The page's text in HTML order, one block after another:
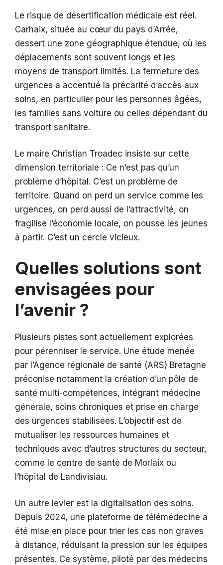
Le risque de désertification médicale est réel.
Carhaix, située au cœur du pays d’Arrée,
dessert une zone géographique étendue, où les
déplacements sont souvent longs et les
moyens de transport limités. La fermeture des
urgences a accentué la précarité d’accès aux
soins, en particulier pour les personnes âgées,
les familles sans voiture ou celles dépendant du
transport sanitaire.
Le maire Christian Troadec insiste sur cette
dimension territoriale : Ce n’est pas qu’un
problème d’hôpital. C’est un problème de
territoire. Quand on perd un service comme les
urgences, on perd aussi de l’attractivité, on
fragilise l’économie locale, on pousse les jeunes
à partir. C’est un cercle vicieux.
Quelles solutions sont
envisagées pour
l’avenir ?
Plusieurs pistes sont actuellement explorées
pour pérenniser le service. Une étude menée
par l’Agence régionale de santé (ARS) Bretagne
préconise notamment la création d’un pôle de
santé multi-compétences, intégrant médecine
générale, soins chroniques et prise en charge
des urgences stabilisées. L’objectif est de
mutualiser les ressources humaines et
techniques avec d’autres structures du secteur,
comme le centre de santé de Morlaix ou
l’hôpital de Landivisiau.
Un autre levier est la digitalisation des soins.
Depuis 2024, une plateforme de télémédecine a
été mise en place pour trier les cas non graves
à distance, réduisant la pression sur les équipes
présentes. Ce système, piloté par des médecins